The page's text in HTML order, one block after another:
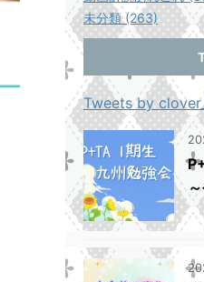
未分類 (263)
Tweets by